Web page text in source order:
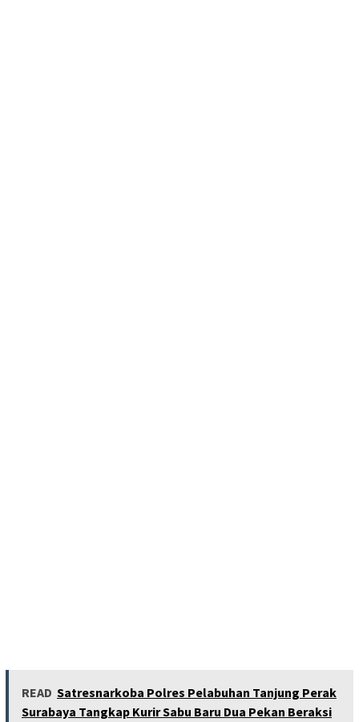
READ Satresnarkoba Polres Pelabuhan Tanjung Perak
Surabaya Tangkap Kurir Sabu Baru Dua Pekan Beraksi